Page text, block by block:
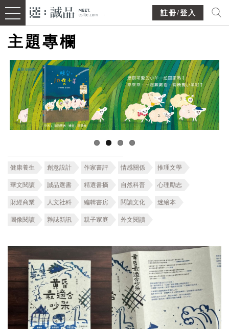
註冊/登入
主題專欄
健康養生 創意設計 作家書評 情感關係 推理文學
華文閱讀 誠品選書 精選書摘 自然科普 心理勵志
財經商業 人文社科 編輯書房 閱讀文化 迷繪本
圖像閱讀 雜誌新訊 親子家庭 外文閱讀